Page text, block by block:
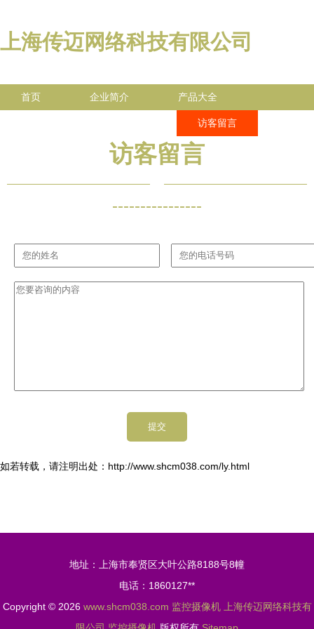
上海传迈网络科技有限公司
首页 企业简介 产品大全
访客留言
访客留言
----------------
如若转载，请注明出处：http://www.shcm038.com/ly.html
地址：上海市奉贤区大叶公路8188号8幢
电话：1860127**
Copyright © 2026 www.shcm038.com 监控摄像机
上海传迈网络科技有